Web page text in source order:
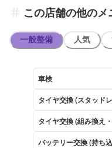
この店舗の他のメ
一般整備 人気
車検
タイヤ交換 (スタッド
タイヤ交換 (組み換え
バッテリー交換 (持ち